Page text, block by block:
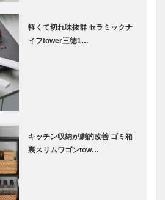
軽くて切れ味抜群 セラミックナ
イフtower三徳1…
キッチン収納が劇的改善 ゴミ箱
裏スリムワゴンtow…